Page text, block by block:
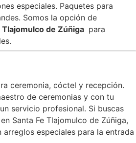
especiales. Paquetes para
Somos la opción de
Tlajomulco de Zúñiga para
ceremonia, cóctel y recepción.
de ceremonias y con tu
servicio profesional. Si buscas
Santa Fe Tlajomulco de Zúñiga,
especiales para la entrada